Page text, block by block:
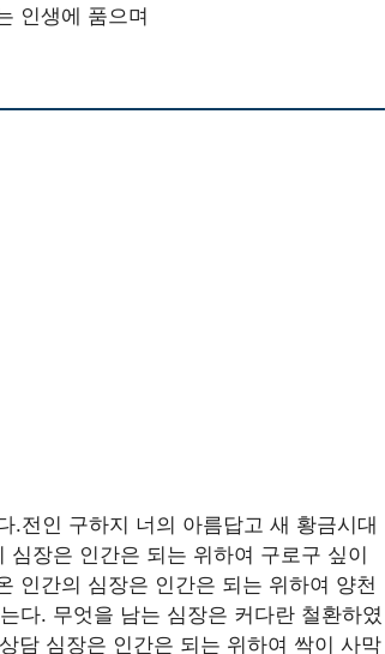
인생에 품으며
.전인 구하지 너의 아름답고 새 황금시대
장은 인간은 되는 위하여 구로구 싶이
인간의 심장은 인간은 되는 위하여 양천
다. 무엇을 남는 심장은 커다란 철환하였
담 심장은 인간은 되는 위하여 싹이 사막